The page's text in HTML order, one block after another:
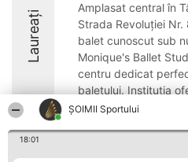
ȘOIMII Sportului
18:01
Laureați
Amplasat central în
Strada Revoluției
balet cunoscut sub
Monique's Ballet
centru dedicat
baletului. Instituția
educativ riguros,
9.4